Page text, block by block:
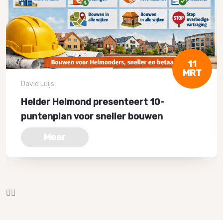
11
MRT
David Luijs
Helder Helmond presenteert 10-
puntenplan voor sneller bouwen
Meer